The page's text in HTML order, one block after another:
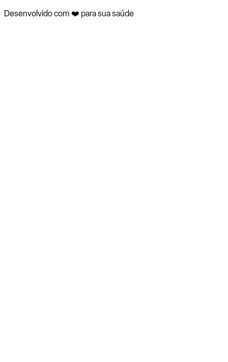
Desenvolvido com ❤️ para sua saúde